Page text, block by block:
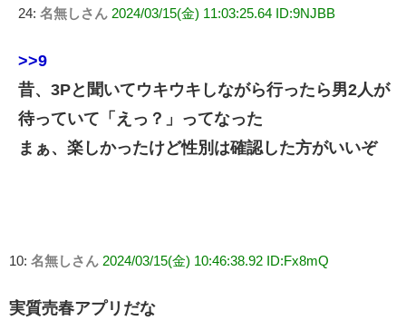
24: 名無しさん 2024/03/15(金) 11:03:25.64 ID:9NJBB
>>9
昔、3Pと聞いてウキウキしながら行ったら男2人が
待っていて「えっ？」ってなった
まぁ、楽しかったけど性別は確認した方がいいぞ
10: 名無しさん 2024/03/15(金) 10:46:38.92 ID:Fx8mQ
実質売春アプリだな